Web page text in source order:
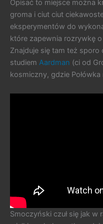
Opisać to miejsce można
groma i ciut ciut
eksperymentów do
które zapewnia rozrywkę
Znajduje się tam też
studiem Aardman (ci od
kosmiczny, gdzie Połówka
Smoczyński czuł się jak w